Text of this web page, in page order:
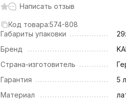
Написать отзыв
Код товара:574-808
Габариты упаковки
Бренд
Страна-изготовитель
Гарантия
5
Материал